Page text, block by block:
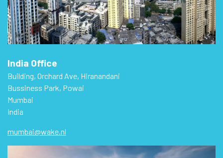
India Office
Building, Orchard Ave, Hiranandani
Bussiness Park, Powai
Mumbai
India
mumbai@wake.nl